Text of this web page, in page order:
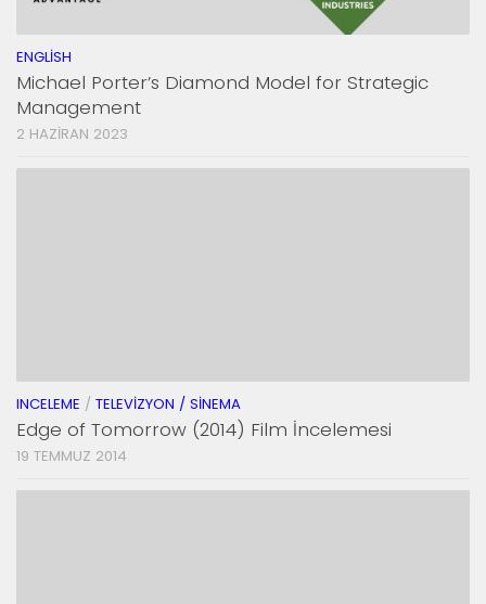
ENGLISH
Michael Porter’s Diamond Model for Strategic
Management
2 HAZIRAN 2023
INCELEME / TELEVIZYON / SINEMA
Edge of Tomorrow (2014) Film İncelemesi
19 TEMMUZ 2014